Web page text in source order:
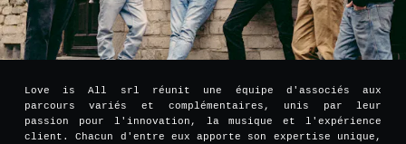
Love is All srl réunit une équipe d'associés aux
parcours variés et complémentaires, unis par leur
passion pour l'innovation, la musique et l'expérience
client. Chacun d'entre eux apporte son expertise unique,